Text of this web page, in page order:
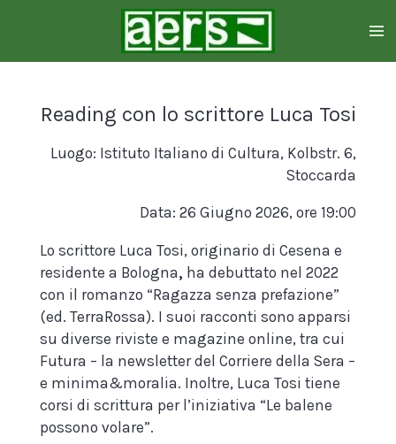
springen
Reading con lo scrittore Luca Tosi
Luogo: Istituto Italiano di Cultura, Kolbstr. 6,
Stoccarda
Data: 26 Giugno 2026, ore 19:00
Lo scrittore Luca Tosi, originario di Cesena e
residente a Bologna, ha debuttato nel 2022
con il romanzo “Ragazza senza prefazione”
(ed. TerraRossa). I suoi racconti sono apparsi
su diverse riviste e magazine online, tra cui
Futura – la newsletter del Corriere della Sera –
e minima&moralia. Inoltre, Luca Tosi tiene
corsi di scrittura per l’iniziativa “Le balene
possono volare”.